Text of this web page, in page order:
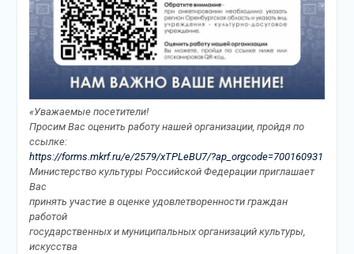
«Уважаемые посетители!
Просим Вас оценить работу нашей организации, пройдя по
ссылке:
https://forms.mkrf.ru/e/2579/xTPLeBU7/?ap_orgcode=700160931
Министерство культуры Российской Федерации приглашает
Вас
принять участие в оценке удовлетворенности граждан
работой
государственных и муниципальных организаций культуры,
искусства